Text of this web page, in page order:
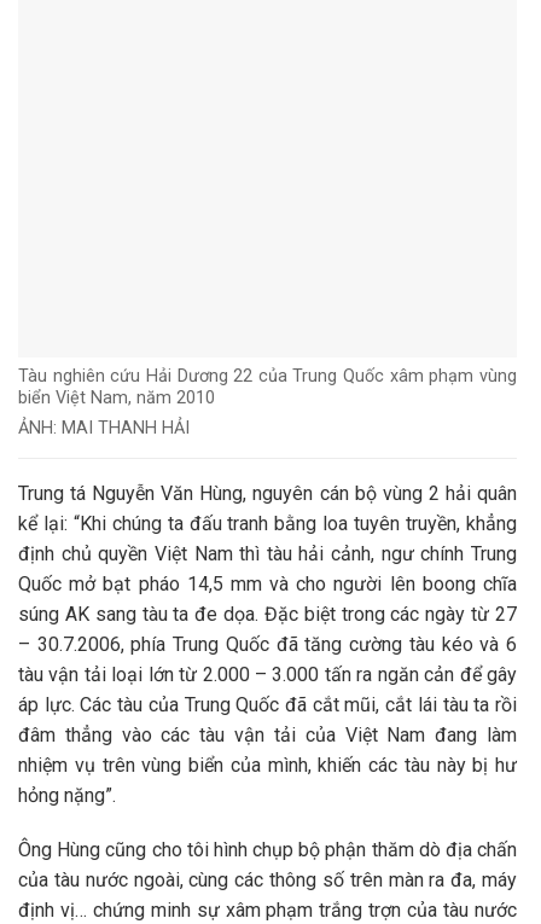
Tàu nghiên cứu Hải Dương 22 của Trung Quốc xâm phạm vùng
biển Việt Nam, năm 2010
ẢNH: MAI THANH HẢI
Trung tá Nguyễn Văn Hùng, nguyên cán bộ vùng 2 hải quân
kể lại: “Khi chúng ta đấu tranh bằng loa tuyên truyền, khẳng
định chủ quyền Việt Nam thì tàu hải cảnh, ngư chính Trung
Quốc mở bạt pháo 14,5 mm và cho người lên boong chĩa
súng AK sang tàu ta đe dọa. Đặc biệt trong các ngày từ 27
– 30.7.2006, phía Trung Quốc đã tăng cường tàu kéo và 6
tàu vận tải loại lớn từ 2.000 – 3.000 tấn ra ngăn cản để gây
áp lực. Các tàu của Trung Quốc đã cắt mũi, cắt lái tàu ta rồi
đâm thẳng vào các tàu vận tải của Việt Nam đang làm
nhiệm vụ trên vùng biển của mình, khiến các tàu này bị hư
hỏng nặng”.
Ông Hùng cũng cho tôi hình chụp bộ phận thăm dò địa chấn
của tàu nước ngoài, cùng các thông số trên màn ra đa, máy
định vị… chứng minh sự xâm phạm trắng trợn của tàu nước